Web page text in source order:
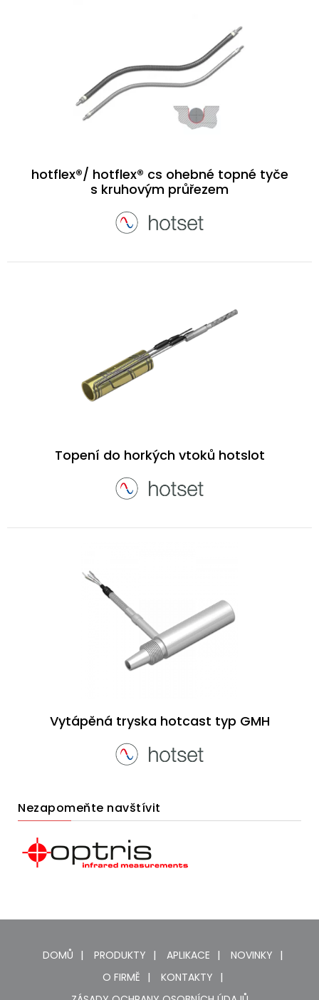
hotflex®/ hotflex® cs ohebné topné tyče
s kruhovým průřezem
Topení do horkých vtoků hotslot
Vytápěná tryska hotcast typ GMH
Nezapomeňte navštívit
DOMŮ PRODUKTY APLIKACE
NOVINKY
O FIRMĚ
KONTAKTY